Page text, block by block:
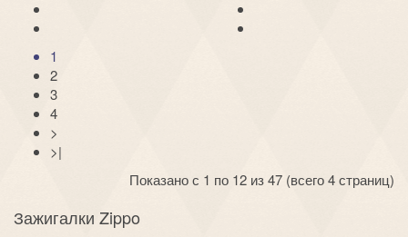
1
2
3
4
>
>|
Показано с 1 по 12 из 47 (всего 4 страниц)
Зажигалки Zippo